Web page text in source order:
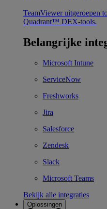
TeamViewer uitgeroepen
Quadrant™ DEX-tools.
Belangrijke
Microsoft Intune
ServiceNow
Freshworks
Jira
Salesforce
Zendesk
Slack
Microsoft Teams
Bekijk alle integraties
Oplossingen